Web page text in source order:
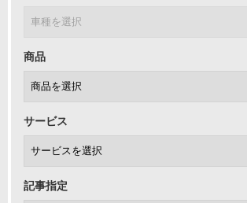
商品
サービス
記事指定